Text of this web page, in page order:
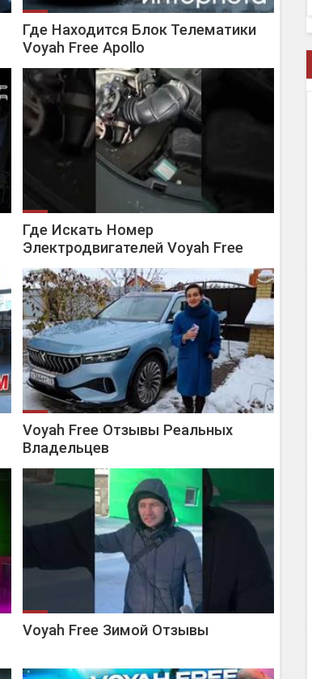
Где Находится Блок Телематики
Voyah Free Apollo
Где Искать Номер
Электродвигателей Voyah Free
Voyah Free Отзывы Реальных
Владельцев
Voyah Free Зимой Отзывы